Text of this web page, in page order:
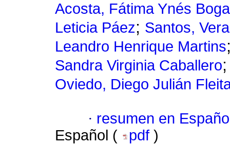
Acosta, Fátima Ynés
Leticia Páez; Santos,
Leandro Henrique Martins
Sandra Virginia Caballero
Oviedo, Diego Julián
· resumen en
Español (
pdf )